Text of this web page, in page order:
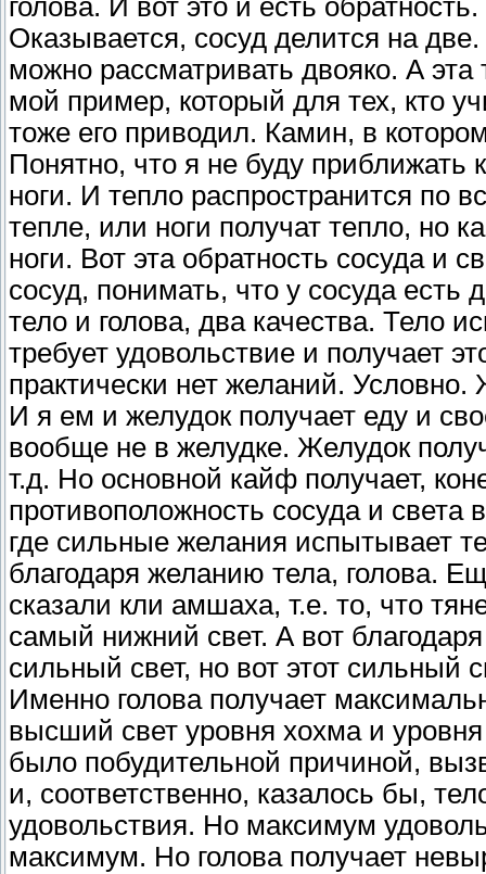
голова. И вот это и есть
Оказывается, сосуд делится на
можно рассматривать двояко. А
мой пример, который для тех, кто
тоже его приводил. Камин, в
Понятно, что я не буду приближать
ноги. И тепло распространится по
тепле, или ноги получат тепло, но
ноги. Вот эта обратность сосуда и
сосуд, понимать, что у сосуда есть
тело и голова, два качества. Тело
требует удовольствие и получает
практически нет желаний.
И я ем и желудок получает еду и
вообще не в желудке. Желудок
т.д. Но основной кайф получает,
противоположность сосуда и света
где сильные желания испытывает
благодаря желанию тела, голова.
сказали кли амшаха, т.е. то, что
самый нижний свет. А вот
сильный свет, но вот этот сильный
Именно голова получает
высший свет уровня хохма и
было побудительной причиной,
и, соответственно, казалось бы,
удовольствия. Но максимум
максимум. Но голова получает